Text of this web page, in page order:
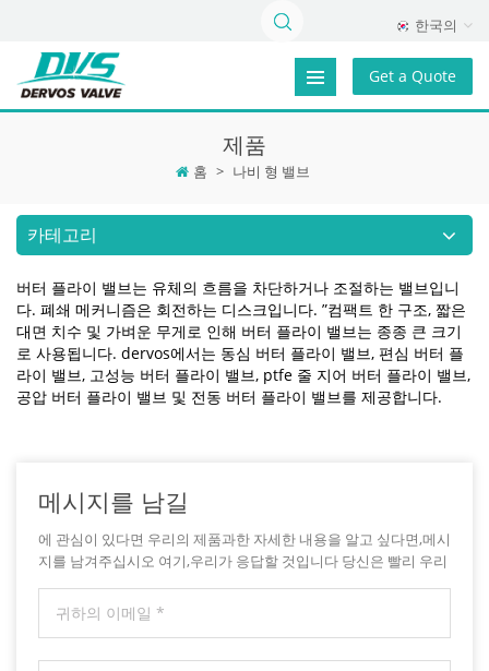
한국의
Get a Quote
제품
홈 > 나비 형 밸브
카테고리
버터 플라이 밸브는 유체의 흐름을 차단하거나 조절하는 밸브입니
다. 폐쇄 메커니즘은 회전하는 디스크입니다. ”컴팩트 한 구조, 짧은
대면 치수 및 가벼운 무게로 인해 버터 플라이 밸브는 종종 큰 크기
로 사용됩니다. dervos에서는 동심 버터 플라이 밸브, 편심 버터 플
라이 밸브, 고성능 버터 플라이 밸브, ptfe 줄 지어 버터 플라이 밸브,
공압 버터 플라이 밸브 및 전동 버터 플라이 밸브를 제공합니다.
메시지를 남길
에 관심이 있다면 우리의 제품과한 자세한 내용을 알고 싶다면,메시
지를 남겨주십시오 여기,우리가 응답할 것입니다 당신은 빨리 우리